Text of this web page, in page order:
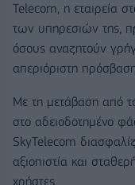
Telecom, η εταιρεία
των υπηρεσιών της,
όσους αναζητούν
απεριόριστη
Με τη μετάβαση από
στο αδειοδοτημένο
SkyTelecom
αξιοπιστία και
χρήστες.